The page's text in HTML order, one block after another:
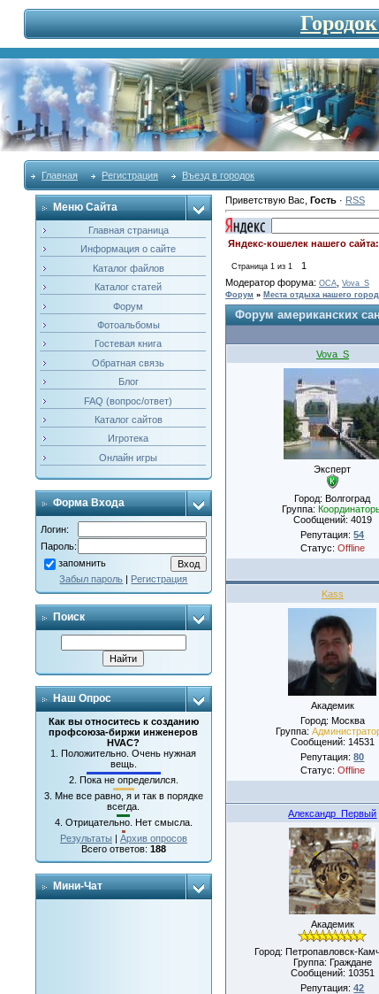
Главная Регистрация Въезд в городок
Меню Сайта
Главная страница
Информация о сайте
Каталог файлов
Каталог статей
Форум
Фотоальбомы
Гостевая книга
Обратная связь
Блог
FAQ (вопрос/ответ)
Каталог сайтов
Игротека
Онлайн игры
Форма Входа
Логин:
Пароль:
запомнить
Забыл пароль | Регистрация
Поиск
Наш Опрос
Как вы относитесь к созданию
профсоюза-биржи инженеров
HVAC?
1.Положительно. Очень нужная
вещь.
2. Пока не определился.
3. Мне все равно, я и так в порядке
всегда.
4. Отрицательно. Нет смысла.
Результаты | Архив опросов
Всего ответов: 188
Мини-Чат
Приветствую Вас Гость· RSS
Яндекс-кошелек нашего сайта:
Страница 1 из 1
1
Модератор форума: OCA, Vova_S
Форум » Места отдыха нашего
Форум американских
Vova_S
Эксперт
Город: Волгоград
Группа:
Сообщений: 4019
Репутация:54
Статус: Offline
Kass
Академик
Город: Москва
Группа:
Сообщений: 14531
Репутация:80
Статус: Offline
Александр_Первый
Академик
Город: Петропавловск-
Группа: Граждане
Сообщений: 10351
Репутация:42